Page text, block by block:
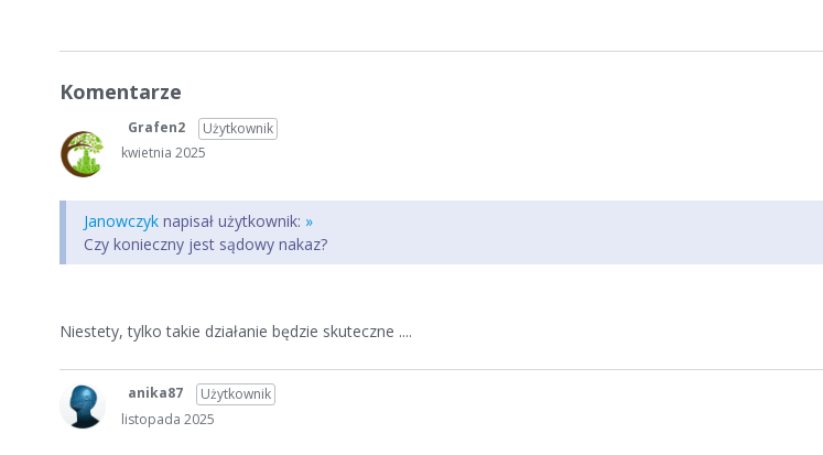
Komentarze
Grafen2
Użytkownik
kwietnia 2025
Janowczyk napisał użytkownik: »
Czy konieczny jest sądowy nakaz?
Niestety, tylko takie działanie będzie skuteczne ....
anika87
Użytkownik
listopada 2025